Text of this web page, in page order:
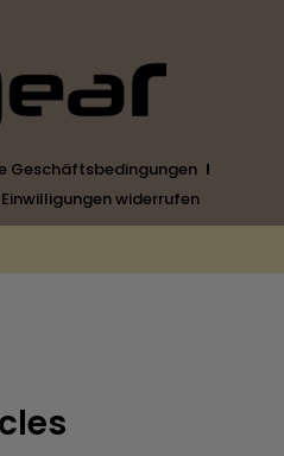
Geschäftsbedingungen
Einwilligungen widerrufen